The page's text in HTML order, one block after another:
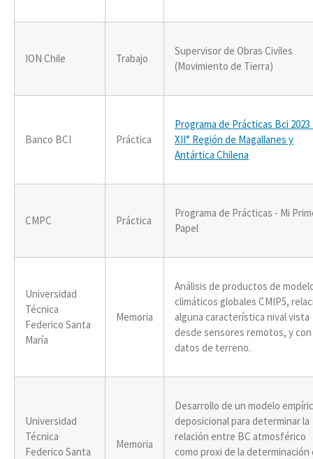
ION Chile Trabajo
Supervisor de Obras Civiles
(Movimiento de Tierra)
Banco BCI Práctica
Programa de Prácticas Bci 2023
XII° Región de Magallanes y
Antártica Chilena
CMPC Práctica
Programa de Prácticas - Mi
Papel
Universidad
Técnica
Federico Santa
María
Memoria
Análisis de productos de
climáticos globales CMIP5,
alguna característica nival vista
desde sensores remotos, y con
datos de terreno.
Universidad
Técnica
Federico Santa
Memoria
Desarrollo de un modelo
deposicional para determinar la
relación entre BC atmosférico
como proxi de la determinación